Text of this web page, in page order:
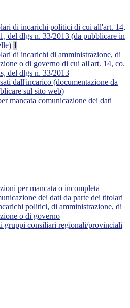
di incarichi politici di cui all'art. 14,
del dlgs n. 33/2013 (da pubblicare in
1
di incarichi di amministrazione, di
o di governo di cui all'art. 14, co.
del dlgs n. 33/2013
dall'incarico (documentazione da
sul sito web)
mancata comunicazione dei dati
per mancata o incompleta
dei dati da parte dei titolari
politici, di amministrazione, di
o di governo
gruppi consiliari regionali/provinciali